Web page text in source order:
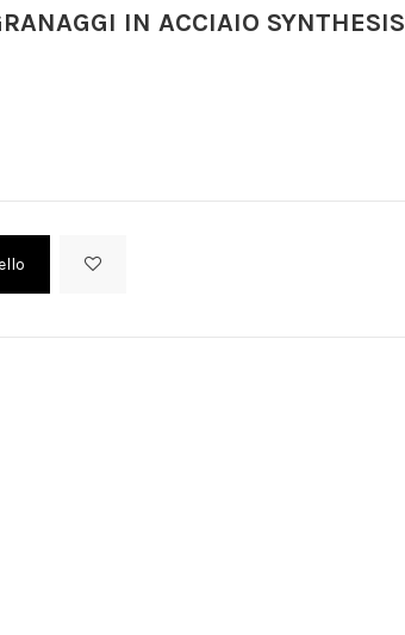
IN ACCIAIO SYNTHESIS